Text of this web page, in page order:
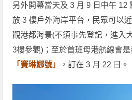
另外開幕當天及 3 月 9 日中午 12
放 3 樓戶外海岸平台，民眾可以
觀港都海景(不須事先登記，進入
3樓參觀)；至於首班母港航線會
「賽琳娜號」
，訂在 3 月 22 日。